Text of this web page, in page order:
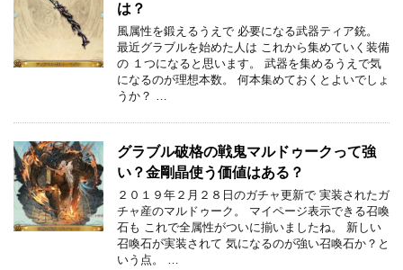
は？
風属性を鍛えるうえで 必要になる武器ティア銃。
最近グラブルを始めた人は これから集めていく装備
の １つになると思います。 武器を集めるうえで気
になるのが理想本数。 何本集めておくとよいでしょ
うか？ …
グラブル破格の戦鬼マルドゥークって強
い？金剛晶使う価値はある？
２０１９年２月２８日のガチャ更新で 実装されたガ
チャ産のマルドゥーク。 マイページ表示できる召喚
石も これで全属性がついに揃いましたね。 新しい
召喚石が実装されて 気になるのが強い召喚石か？と
いう点。 …